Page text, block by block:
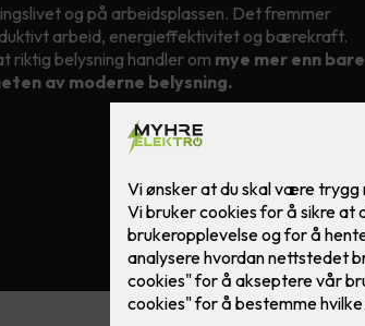
og på arbeidsplassen. Det fremmer
arbeid, energieffektivitet og bærekraft.
riktig belysning handler om mye mer enn bare
av moderne belysning.